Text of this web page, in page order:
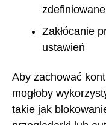
Zakłócanie
ustawień
Aby zachować
mogłoby
takie jak